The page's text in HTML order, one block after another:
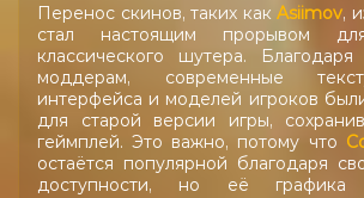
Перенос скинов, таких какAsiimov,
стал настоящим прорывом
классического шутера.
моддерам, современные
интерфейса и моделей игроков
для старой версии игры,
геймплей. Это важно, потому что
остаётся популярной благодаря
доступности, но её графика